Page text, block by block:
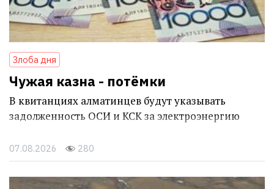
Злоба дня
Чужая казна - потёмки
В квитанциях алматинцев будут указывать
задолженность ОСИ и КСК за электроэнергию
07.08.2026 280